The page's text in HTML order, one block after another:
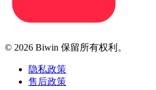
© 2026 Biwin 保留所有权利。
隐私政策
售后政策